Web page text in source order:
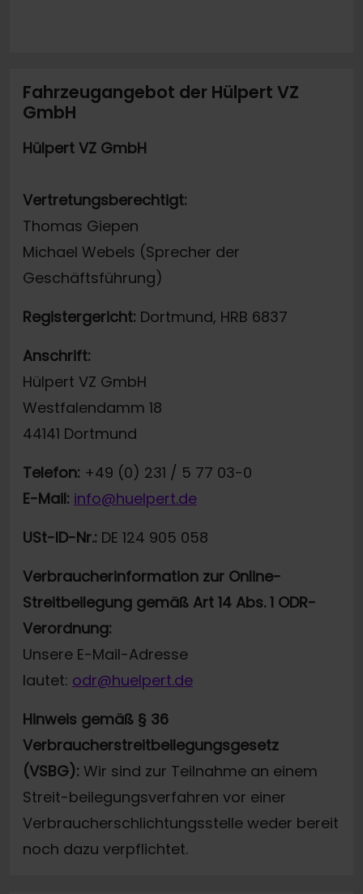
Fahrzeugangebot der Hülpert VZ
GmbH
Hülpert VZ GmbH
Vertretungsberechtigt:
Thomas Giepen
Michael Webels (Sprecher der
Geschäftsführung)
Registergericht: Dortmund, HRB 6837
Anschrift:
Hülpert VZ GmbH
Westfalendamm 18
44141 Dortmund
Telefon: +49 (0) 231 / 5 77 03-0
E-Mail: info@huelpert.de
USt-ID-Nr.: DE 124 905 058
Verbraucherinformation zur Online-
Streitbeilegung gemäß Art 14 Abs. 1 ODR-
Verordnung:
Unsere E-Mail-Adresse
lautet: odr@huelpert.de
Hinweis gemäß § 36
Verbraucherstreitbeilegungsgesetz
(VSBG): Wir sind zur Teilnahme an einem
Streit-beilegungsverfahren vor einer
Verbraucherschlichtungsstelle weder bereit
noch dazu verpflichtet.